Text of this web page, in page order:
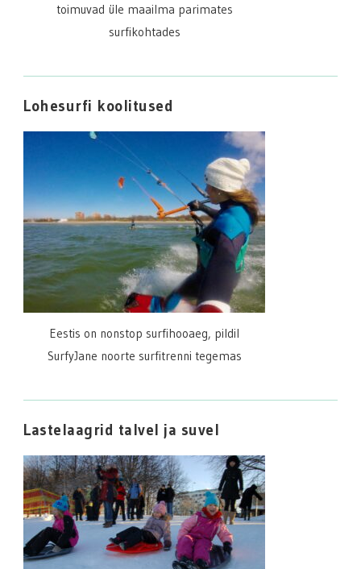
toimuvad üle maailma parimates
surfikohtades
Lohesurfi koolitused
Eestis on nonstop surfihooaeg, pildil
SurfyJane noorte surfitrenni tegemas
Lastelaagrid talvel ja suvel